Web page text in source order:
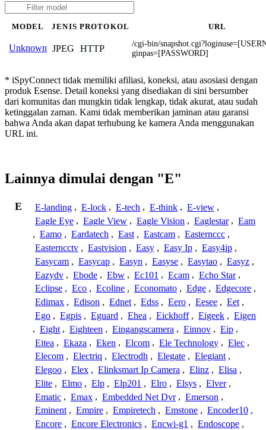
MODEL JENIS PROTOKOL URL
Unknown JPEG HTTP
/cgi-bin/
ginpas=[PASSWORD]
* iSpyConnect tidak memiliki afiliasi, koneksi, atau asosiasi dengan
produk Esense. Detail koneksi yang disediakan di sini bersumber
dari komunitas dan mungkin tidak lengkap, tidak akurat, atau sudah
ketinggalan zaman. Kami tidak memberikan jaminan atau garansi
bahwa Anda akan dapat terhubung ke kamera Anda menggunakan
URL ini.
Lainnya dimulai dengan "E"
E E-landing , E-lock , E-tech , E-think , E-view ,
Eagle Eye , Eagle View , Eagle Vision , Eaglestar , Eam
, Eamo , Eardatech , East , Eastcam , Easternccc ,
Easterncctv , Eastvision , Easy , Easy Ip , Easy4ip ,
Easycam , Easycap , Easyn , Easyse , Easytao , Easyz ,
Eazydv , Ebode , Ebw , Ec101 , Ecam , Echo Star ,
Eclipse , Eco , Ecoline , Economato , Edge , Edgecore ,
Edimax , Edison , Ednet , Edss , Eero , Eesee , Eet ,
Ego , Egpis , Eguard , Ehea , Eickhoff , Eigeek , Eigen
, Eight , Eighteen , Eingangscamera , Einnov , Eip ,
Eitea , Ekaza , Eken , Elcom , Ele Technology , Elec ,
Elecom , Electriq , Electrodh , Elegate , Elegiant ,
Elegoo , Elex , Elinksmart Ip Camera , Elinz , Elisa ,
Elite , Elmo , Elp , Elp201 , Elro , Elsys , Elver ,
Ematic , Emax , Embedded Net Dvr , Emerson ,
Eminent , Empire , Empiretech , Emstone , Encoder10 ,
Encore , Encore Electronics , Encwi-g1 , Endoscope ,